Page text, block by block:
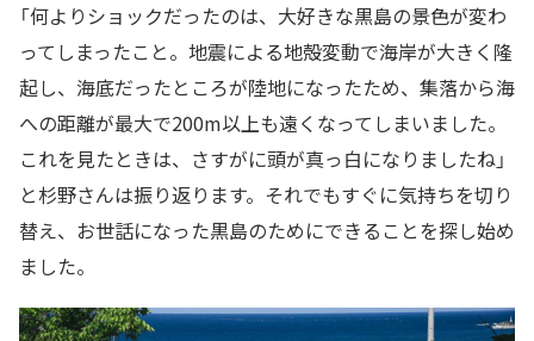
「何よりショックだったのは、大好きな黒島の景色が変わ
ってしまったこと。地震による地殻変動で海岸が大きく隆
起し、海底だったところが陸地になったため、集落から海
への距離が最大で200m以上も遠くなってしまいました。
これを見たときは、さすがに頭が真っ白になりましたね」
と杉野さんは振り返ります。それでもすぐに気持ちを切り
替え、お世話になった黒島のためにできることを探し始め
ました。